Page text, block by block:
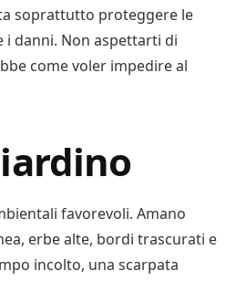
soprattutto proteggere le
i danni. Non aspettarti di
come voler impedire al
favorevoli. Amano
erbe alte, bordi trascurati e
incolto, una scarpata